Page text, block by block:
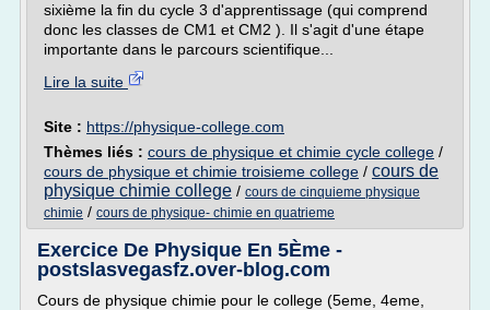
sixième la fin du cycle 3 d'apprentissage (qui comprend
donc les classes de CM1 et CM2 ). Il s'agit d'une étape
importante dans le parcours scientifique...
Lire la suite
Site : https://physique-college.com
Thèmes liés : cours de physique et chimie cycle college /
cours de physique et chimie troisieme college / cours de
physique chimie college / cours de cinquieme physique
chimie / cours de physique- chimie en quatrieme
Exercice De Physique En 5Ème -
postslasvegasfz.over-blog.com
Cours de physique chimie pour le college (5eme, 4eme,